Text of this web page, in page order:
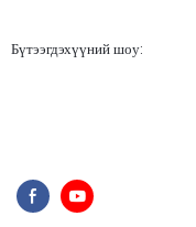
Бүтээгдэхүүний шоу: